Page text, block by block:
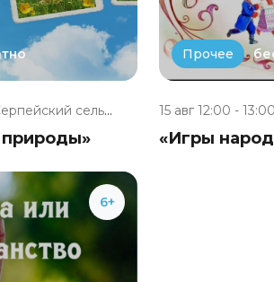
Серпейский сельский дом культу...
природы»
Прочее
15 авг 12:00 - 13:00
«Игры
6+